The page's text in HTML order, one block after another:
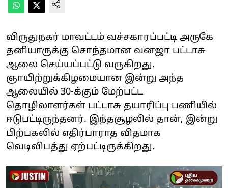
விருதுநகர் மாவட்டம் வச்சகாரப்பட்டி அருகே
தனியாருக்கு சொந்தமான வனஜா பட்டாசு
ஆலை செய்யப்பட்டு வருகிறது.
ஞாயிற்றுக்கிழமையான இன்று அந்த
ஆலையில் 30-க்கும் மேற்பட்ட
தொழிலாளர்கள் பட்டாசு தயாரிப்பு பணியில்
ஈடுபட்டிருந்தனர். இந்தசூழலில் தான், இன்று
பிற்பகலில் எதிர்பாராத விதமாக
வெடிவிபத்து ஏற்பட்டிருக்கிறது.